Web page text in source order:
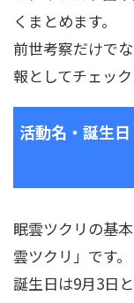
くまとめます。
前世考察だけで
報としてチェック
活動名・誕生
眠雲ツクリの基
雲ツクリ」です。
誕生日は9月3日